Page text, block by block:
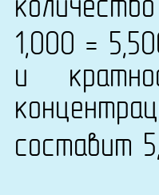
1,000 =
и
составит